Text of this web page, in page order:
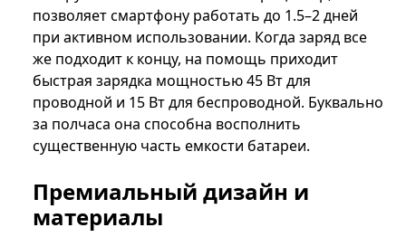
позволяет смартфону работать до 1.5–2 дней
при активном использовании. Когда заряд все
же подходит к концу, на помощь приходит
быстрая зарядка мощностью 45 Вт для
проводной и 15 Вт для беспроводной. Буквально
за полчаса она способна восполнить
существенную часть емкости батареи.
Премиальный дизайн и
материалы